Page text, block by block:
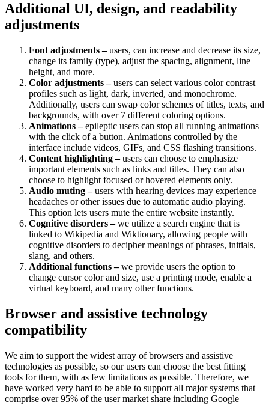
Additional UI, design, and readability
adjustments
Font adjustments –users, can increase and decrease its size,
change its family (type), adjust the spacing, alignment, line
height, and more.
Color adjustments –users can select various color contrast
profiles such as light, dark, inverted, and monochrome.
Additionally, users can swap color schemes of titles, texts, and
backgrounds, with over 7 different coloring options.
Animations –epileptic users can stop all running animations
with the click of a button. Animations controlled by the
interface include videos, GIFs, and CSS flashing transitions.
Content highlighting –users can choose to emphasize
important elements such as links and titles. They can also
choose to highlight focused or hovered elements only.
Audio muting –users with hearing devices may experience
headaches or other issues due to automatic audio playing.
This option lets users mute the entire website instantly.
Cognitive disorders –we utilize a search engine that is
linked to Wikipedia and Wiktionary, allowing people with
cognitive disorders to decipher meanings of phrases, initials,
slang, and others.
Additional functions –we provide users the option to
change cursor color and size, use a printing mode, enable a
virtual keyboard, and many other functions.
Browser and assistive technology
compatibility
We aim to support the widest array of browsers and assistive
technologies as possible, so our users can choose the best fitting
tools for them, with as few limitations as possible. Therefore, we
have worked very hard to be able to support all major systems that
comprise over 95% of the user market share including Google